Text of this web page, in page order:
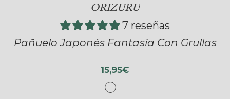
ORIZURU
7 reseñas
Pañuelo Japonés Fantasía Con Grullas
15,95€